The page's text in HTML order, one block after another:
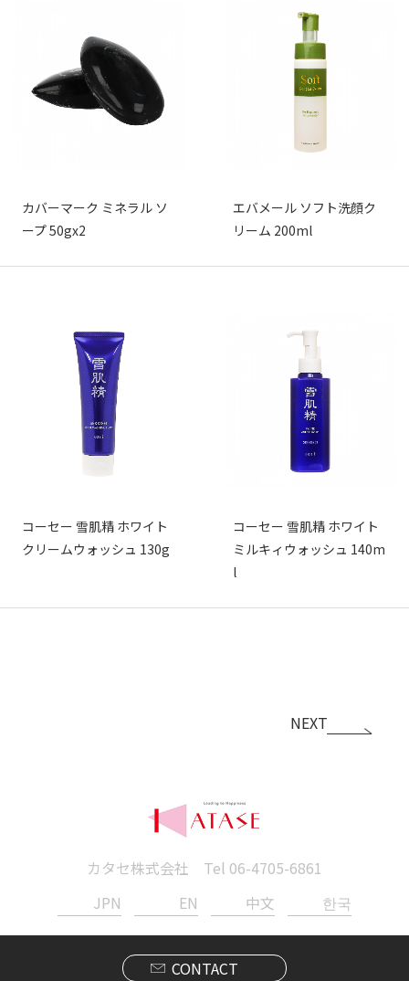
カバーマーク ミネラル ソ
ープ 50gx2
エバメール ソフト洗顔ク
リーム 200ml
コーセー 雪肌精 ホワイト
クリームウォッシュ 130g
コーセー 雪肌精 ホワイト
ミルキィウォッシュ 140m
l
NEXT
カタセ株式会社 Tel 06-4705-6861
JPN
EN 中文 한국
CONTACT